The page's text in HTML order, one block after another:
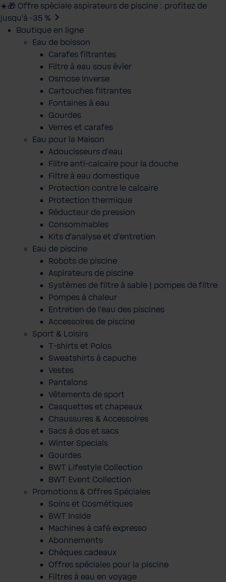
☀️🎁 Offre spéciale aspirateurs de piscine : profitez de
jusqu’à -35 %
Boutique en ligne
Eau de boisson
Carafes filtrantes
Filtre à eau sous évier
Osmose Inverse
Cartouches filtrantes
Fontaines à eau
Gourdes
Verres et carafes
Eau pour la Maison
Adoucisseurs d'eau
Filtre anti-calcaire pour la douche
Filtre à eau domestique
Protection contre le calcaire
Protection thermique
Réducteur de pression
Consommables
Kits d'analyse et d'entretien
Eau de piscine
Robots de piscine
Aspirateurs de piscine
Systèmes de filtre à sable | pompes de filtre
Pompes à chaleur
Entretien de l'eau des piscines
Accessoires de piscine
Sport & Loisirs
T-shirts et Polos
Sweatshirts à capuche
Vestes
Pantalons
Vêtements de sport
Casquettes et chapeaux
Chaussures & Accessoires
Sacs à dos et sacs
Winter Specials
Gourdes
BWT Lifestyle Collection
BWT Event Collection
Promotions & Offres Spéciales
Soins et Cosmétiques
BWT Inside
Machines à café expresso
Abonnements
Chèques cadeaux
Offres spéciales pour la piscine
Filtres à eau en voyage